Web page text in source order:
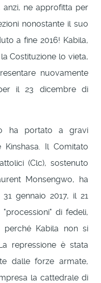
anzi, ne approfitta per
nonostante il suo
a fine 2016! Kabila,
Costituzione lo vieta,
nuovamente
il 23 dicembre di
ha portato a gravi
Il Comitato
(Clc), sostenuto
Monsengwo, ha
gennaio 2017, il 21
di fedeli,
perché Kabila non si
repressione è stata
dalle forze armate,
la cattedrale di